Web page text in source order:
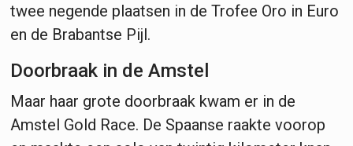
twee negende plaatsen in de Trofee Oro in Euro
en de Brabantse Pijl.
Doorbraak in de Amstel
Maar haar grote doorbraak kwam er in de
Amstel Gold Race. De Spaanse raakte voorop